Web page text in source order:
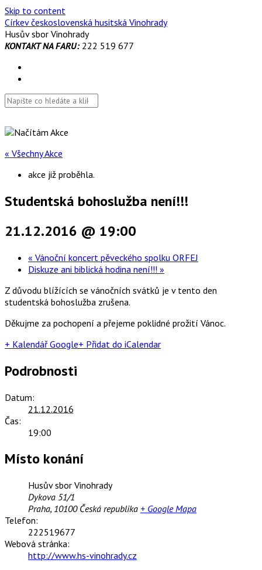
Skip to content
Církev československá husitská Vinohrady
Husův sbor Vinohrady
KONTAKT NA FARU:222 519 677
« Všechny Akce
akce již proběhla.
Studentská bohoslužba není!!!
21.12.2016 @ 19:00
« Vánoční koncert pěveckého spolku ORFEJ
Diskuze ani biblická hodina není!!! »
Z důvodu blížících se vánočních svátků je v tento den
studentská bohoslužba zrušena.
Děkujme za pochopení a přejeme poklidné prožití Vánoc.
+ Kalendář Google+ Přidat do iCalendar
Podrobnosti
Datum:
21.12.2016
Čas:
19:00
Místo konání
Husův sbor Vinohrady
Dykova 51/1
Praha, 10100 Česká republika + Google Mapa
Telefon:
222519677
Webová stránka:
http://www.hs-vinohrady.cz